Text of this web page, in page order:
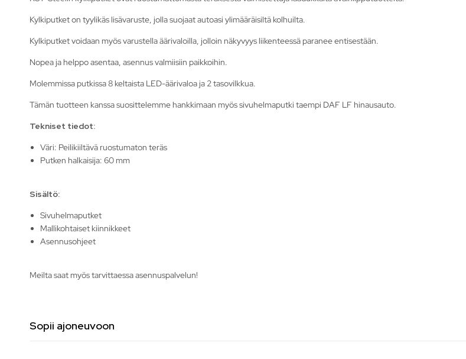
Kylkiputket on tyylikäs lisävaruste, jolla suojaat autoasi ylimääräisiltä kolhuilta.
Kylkiputket voidaan myös varustella äärivaloilla, jolloin näkyvyys liikenteessä paranee entisestään.
Nopea ja helppo asentaa, asennus valmiisiin paikkoihin.
Molemmissa putkissa 8 keltaista LED-äärivaloa ja 2 tasovilkkua.
Tämän tuotteen kanssa suosittelemme hankkimaan myös sivuhelmaputki taempi DAF LF hinausauto.
Tekniset tiedot:
Väri: Peilikiiltävä ruostumaton teräs
Putken halkaisija: 60 mm
Sisältö:
Sivuhelmaputket
Mallikohtaiset kiinnikkeet
Asennusohjeet
Meilta saat myös tarvittaessa asennuspalvelun!
Sopii ajoneuvoon